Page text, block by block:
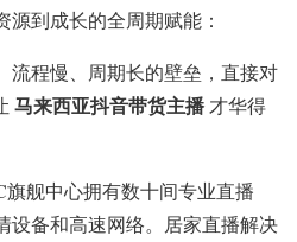
到成长的全周期赋能：
流程慢、周期长的壁垒，直接对
马来西亚抖音带货主播 才华得
舰中心拥有数十间专业直播
设备和高速网络。居家直播解决